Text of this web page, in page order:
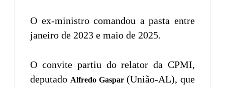
O ex-ministro comandou a pasta entre
janeiro de 2023 e maio de 2025.
O convite partiu do relator da CPMI,
deputado Alfredo Gaspar(União-AL), que